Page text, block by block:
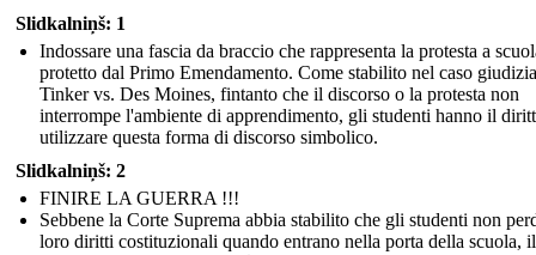
Slidkalniņš: 1
Indossare una fascia da braccio che rappresenta la protesta a
protetto dal Primo Emendamento. Come stabilito nel caso
Tinker vs. Des Moines, fintanto che il discorso o la protesta non
interrompe l'ambiente di apprendimento, gli studenti hanno il
utilizzare questa forma di discorso simbolico.
Slidkalniņš: 2
FINIRE LA GUERRA !!!
Sebbene la Corte Suprema abbia stabilito che gli studenti non
loro diritti costituzionali quando entrano nella porta della scuola,